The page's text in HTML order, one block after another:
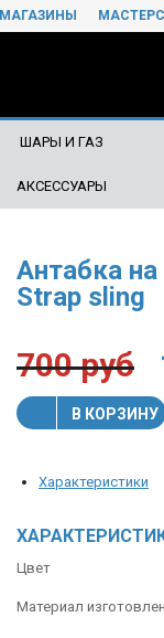
МАГАЗИНЫ
ШАРЫ И ГАЗ
АКСЕССУАРЫ
Антабка на
Strap sling
700 руб
В КОРЗИНУ
Характеристики
Цвет
Материал